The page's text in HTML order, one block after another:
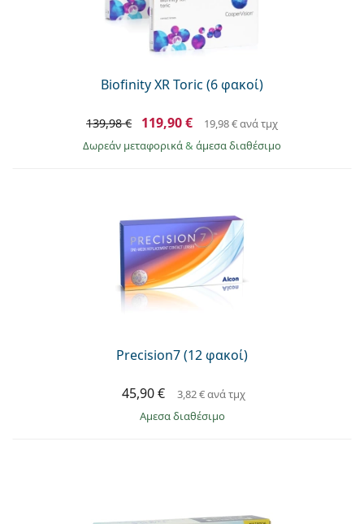
Biofinity XR Toric (6 φακοί)
139,98 € 119,90 € 19,98 €ανά τμχ
Δωρεάν μεταφορικά & άμεσα διαθέσιμο
Precision7 (12 φακοί)
45,90 € 3,82 €ανά τμχ
άμεσα διαθέσιμο